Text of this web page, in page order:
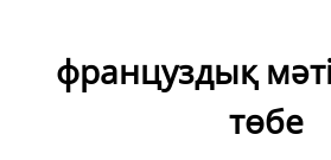
француздық
төбе